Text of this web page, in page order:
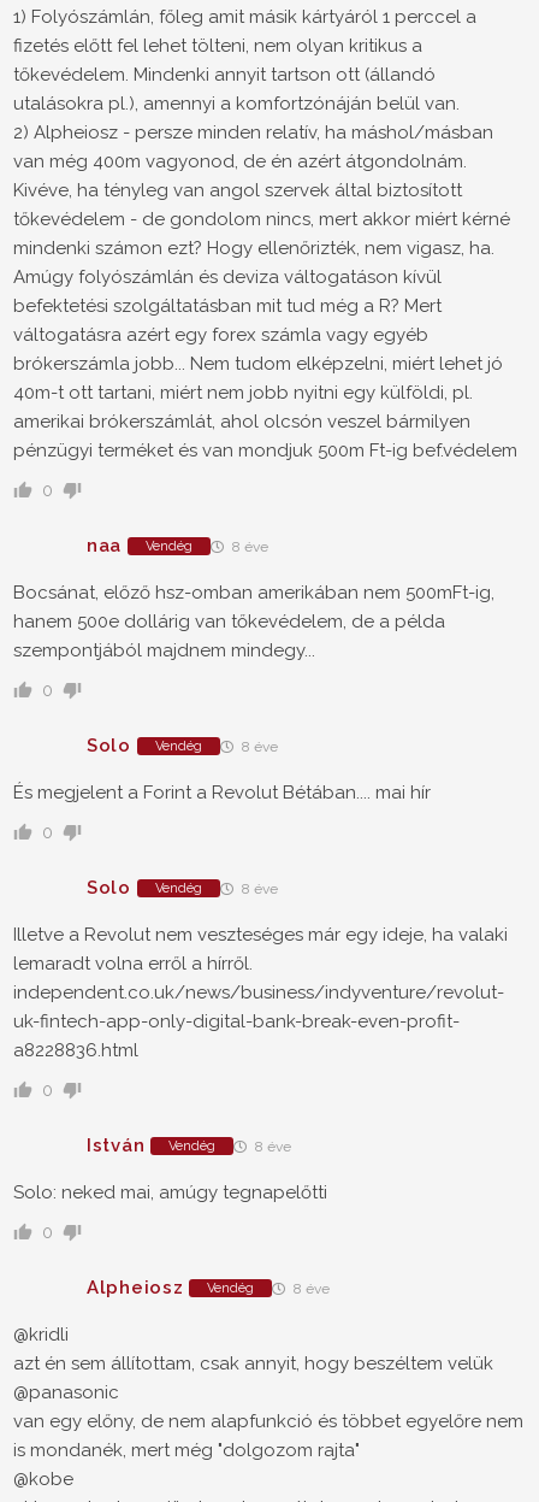
1) Folyószámlán, főleg amit másik kártyáról 1 perccel a
fizetés előtt fel lehet tölteni, nem olyan kritikus a
tőkevédelem. Mindenki annyit tartson ott (állandó
utalásokra pl.), amennyi a komfortzónáján belül van.
2) Alpheiosz - persze minden relatív, ha máshol/másban
van még 400m vagyonod, de én azért átgondolnám.
Kivéve, ha tényleg van angol szervek által biztosított
tőkevédelem - de gondolom nincs, mert akkor miért kérné
mindenki számon ezt? Hogy ellenőrizték, nem vigasz, ha.
Amúgy folyószámlán és deviza váltogatáson kívül
befektetési szolgáltatásban mit tud még a R? Mert
váltogatásra azért egy forex számla vagy egyéb
brókerszámla jobb... Nem tudom elképzelni, miért lehet jó
40m-t ott tartani, miért nem jobb nyitni egy külföldi, pl.
amerikai brókerszámlát, ahol olcsón veszel bármilyen
pénzügyi terméket és van mondjuk 500m Ft-ig bef.védelem
0
naa Vendég 8 éve
Bocsánat, előző hsz-omban amerikában nem 500mFt-ig,
hanem 500e dollárig van tőkevédelem, de a példa
szempontjából majdnem mindegy...
0
Solo Vendég 8 éve
És megjelent a Forint a Revolut Bétában.... mai hír
0
Solo Vendég 8 éve
Illetve a Revolut nem veszteséges már egy ideje, ha valaki
lemaradt volna erről a hírről.
independent.co.uk/news/business/indyventure/revolut-
uk-fintech-app-only-digital-bank-break-even-profit-
a8228836.html
0
István Vendég 8 éve
Solo: neked mai, amúgy tegnapelőtti
0
Alpheiosz Vendég 8 éve
@kridli
azt én sem állítottam, csak annyit, hogy beszéltem velük
@panasonic
van egy előny, de nem alapfunkció és többet egyelőre nem
is mondanék, mert még "dolgozom rajta"
@kobe